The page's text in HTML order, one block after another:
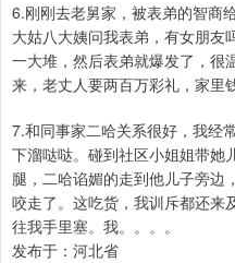
6.刚刚去老舅家，被表弟的智商
大姑八大姨问我表弟，有女朋友
一大堆，然后表弟就爆发了，很
来，老丈人要两百万彩礼，家里
7.和同事家二哈关系很好，我经
下溜哒哒。碰到社区小姐姐带她
腿，二哈谄媚的走到他儿子旁边
咬走了。这吃货，我训斥都还来
往我手里塞。我。。。。
发布于：河北省